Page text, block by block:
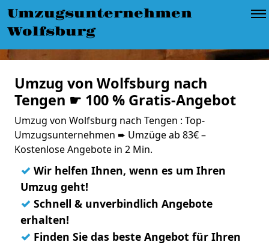
Umzugsunternehmen
Wolfsburg
Umzug von Wolfsburg nach
Tengen ☛ 100 % Gratis-Angebot
Umzug von Wolfsburg nach Tengen : Top-
Umzugsunternehmen ➨ Umzüge ab 83€ –
Kostenlose Angebote in 2 Min.
✓ Wir helfen Ihnen, wenn es um Ihren
Umzug geht!
✓ Schnell & unverbindlich Angebote
erhalten!
✓ Finden Sie das beste Angebot für Ihren